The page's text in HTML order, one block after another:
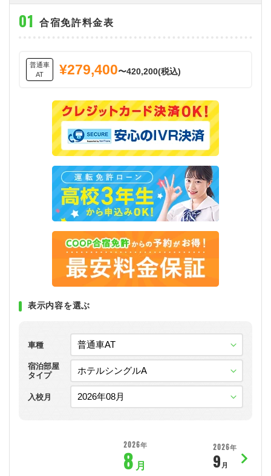
中型車
大型二種
中型二種
大型車+大型特殊
大型車+けん引
大型特殊+けん引
大型車+大型特殊+けん引
中国エリア
四国エリア
沖縄エリア
温泉プランがある教習所
自炊ができる教習所
よくある質問
入校の流れ/スケジュール
合宿免許とは
免許の行政処分と再取得について
取り消し処分を受けた方の再取得
初心運転者の処分と再試験
停止処分を受けた方の再取得
全国の運転免許センター・試験場一覧
合宿免許料金表
普通車
AT
¥279,400〜420,200(税込)
表示内容を選ぶ
車種
宿泊部屋
タイプ
入校月
2026年
8 月
2026年
9月